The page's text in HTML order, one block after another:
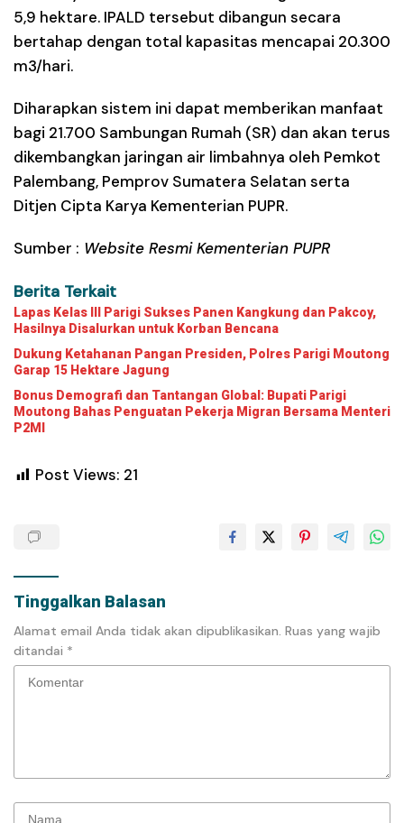
5,9 hektare. IPALD tersebut dibangun secara
bertahap dengan total kapasitas mencapai 20.300
m3/hari.
Diharapkan sistem ini dapat memberikan manfaat
bagi 21.700 Sambungan Rumah (SR) dan akan terus
dikembangkan jaringan air limbahnya oleh Pemkot
Palembang, Pemprov Sumatera Selatan serta
Ditjen Cipta Karya Kementerian PUPR.
Sumber : Website Resmi Kementerian PUPR
Berita Terkait
Lapas Kelas III Parigi Sukses Panen Kangkung dan Pakcoy,
Hasilnya Disalurkan untuk Korban Bencana
Dukung Ketahanan Pangan Presiden, Polres Parigi Moutong
Garap 15 Hektare Jagung
Bonus Demografi dan Tantangan Global: Bupati Parigi
Moutong Bahas Penguatan Pekerja Migran Bersama Menteri
P2MI
Post Views: 21
Tinggalkan Balasan
Alamat email Anda tidak akan dipublikasikan. Ruas yang wajib
ditandai *